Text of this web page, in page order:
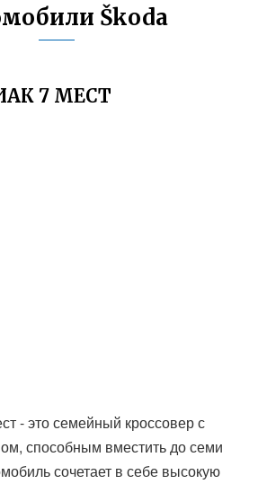
Škoda
7 МЕСТ
- это семейный кроссовер с
способным вместить до семи
сочетает в себе высокую